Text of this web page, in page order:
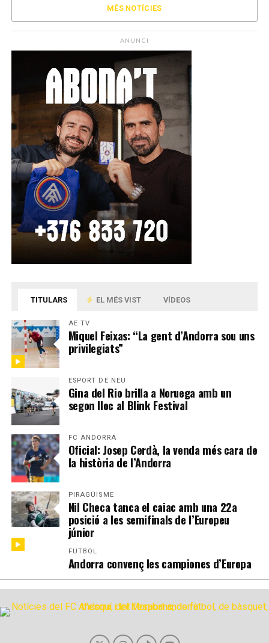
MÉS NOTÍCIES
ANUNCI
TITULARS EL MÉS VIST VÍDEOS
AE TV
Miquel Feixas: “La gent d’Andorra sou uns
privilegiats”
ESPORT DE NEU
Gina del Rio brilla a Noruega amb un
segon lloc al Blink Festival
FC ANDORRA
Oficial: Josep Cerdà, la venda més cara de
la història de l’Andorra
PIRAGÜISME
Nil Checa tanca el caiac amb una 22a
posició a les semifinals de l’Europeu
júnior
FUTBOL
Andorra convenç les campiones d’Europa